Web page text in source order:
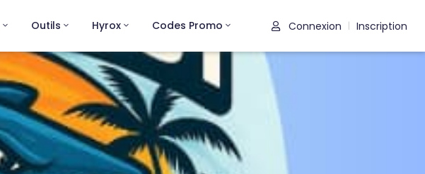
Outils Hyrox Codes Promo Connexion Inscription